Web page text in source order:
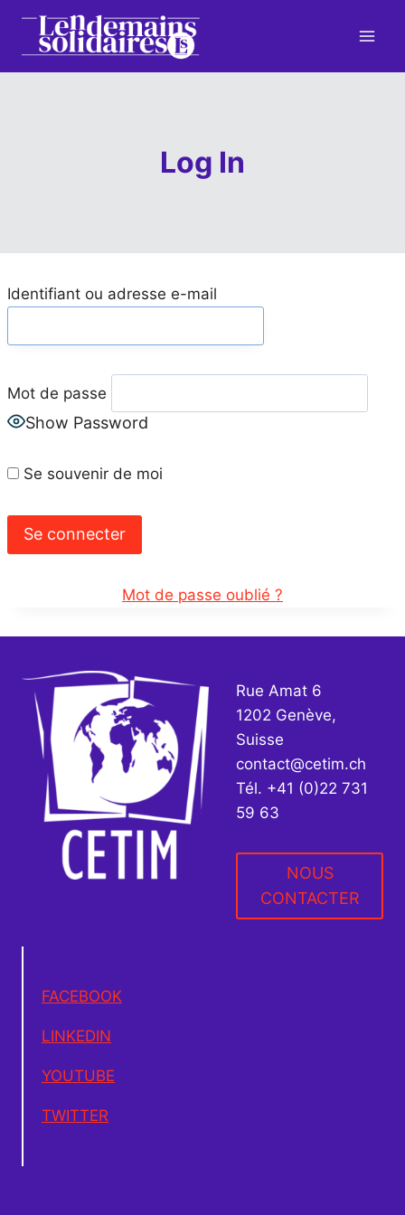
contenu
Log In
Identifiant ou adresse e-mail
Mot de passe
Show Password
Se souvenir de moi
Mot de passe oublié ?
Rue Amat 6
1202 Genève,
Suisse
contact@cetim.ch
Tél. +41 (0)22 731
59 63
NOUS
CONTACTER
FACEBOOK
LINKEDIN
YOUTUBE
TWITTER